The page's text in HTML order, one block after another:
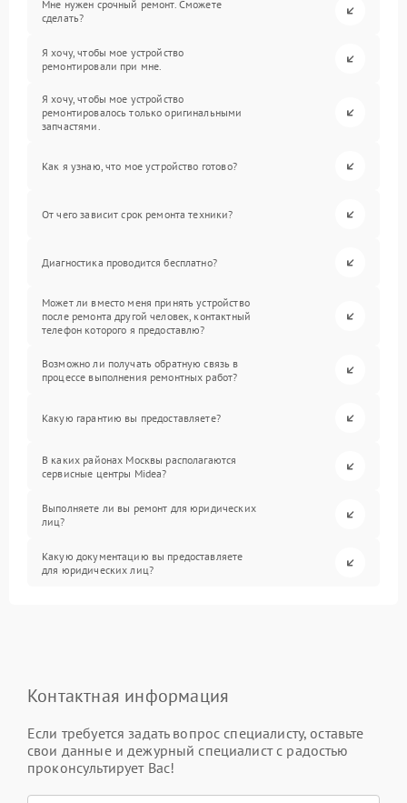
Мне нужен срочный ремонт. Сможете
сделать?
Я хочу, чтобы мое устройство
ремонтировали при мне.
Я хочу, чтобы мое устройство
ремонтировалось только оригинальными
запчастями.
Как я узнаю, что мое устройство готово?
От чего зависит срок ремонта техники?
Диагностика проводится бесплатно?
Может ли вместо меня принять устройство
после ремонта другой человек, контактный
телефон которого я предоставлю?
Возможно ли получать обратную связь в
процессе выполнения ремонтных работ?
Какую гарантию вы предоставляете?
В каких районах Москвы располагаются
сервисные центры Midea?
Выполняете ли вы ремонт для юридических
лиц?
Какую документацию вы предоставляете
для юридических лиц?
Контактная информация
Если требуется задать вопрос специалисту, оставьте
свои данные и дежурный специалист с радостью
проконсультирует Вас!